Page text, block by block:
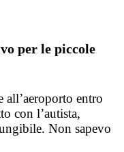
per le piccole
all’aeroporto entro
con l’autista,
Non sapevo